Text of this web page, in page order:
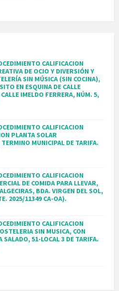
CALIFICACION
DE OCIO Y DIVERSIÓN Y
SIN MÚSICA (SIN COCINA),
EN ESQUINA DE CALLE
IMELDO FERRERA, NÚM. 5,
CALIFICACION
PLANTA SOLAR
MUNICIPAL DE TARIFA.
CALIFICACION
DE COMIDA PARA LLEVAR,
BDA. VIRGEN DEL SOL,
2025/11349 CA-OA).
CALIFICACION
SIN MUSICA, CON
SALADO, 51-LOCAL 3 DE TARIFA.